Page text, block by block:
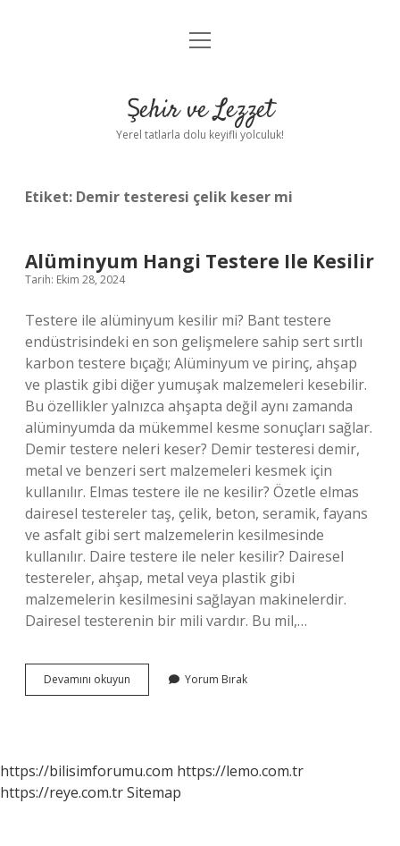
Anasayfa
Yasal Uyarı
menüyü
Şehir ve Lezzet
Yerel tatlarla dolu keyifli yolculuk!
Etiket: Demir testeresi çelik keser mi
Alüminyum Hangi Testere Ile Kesilir
Tarih: Ekim 28, 2024
Testere ile alüminyum kesilir mi? Bant testere
endüstrisindeki en son gelişmelere sahip sert sırtlı
karbon testere bıçağı; Alüminyum ve pirinç, ahşap
ve plastik gibi diğer yumuşak malzemeleri kesebilir.
Bu özellikler yalnızca ahşapta değil aynı zamanda
alüminyumda da mükemmel kesme sonuçları sağlar.
Demir testere neleri keser? Demir testeresi demir,
metal ve benzeri sert malzemeleri kesmek için
kullanılır. Elmas testere ile ne kesilir? Özetle elmas
dairesel testereler taş, çelik, beton, seramik, fayans
ve asfalt gibi sert malzemelerin kesilmesinde
kullanılır. Daire testere ile neler kesilir? Dairesel
testereler, ahşap, metal veya plastik gibi
malzemelerin kesilmesini sağlayan makinelerdir.
Dairesel testerenin bir mili vardır. Bu mil,…
Devamını okuyun Alüminyum
Hangi
Yorum Bırak
https://bilisimforumu.com https://lemo.com.tr
https://reye.com.trSitemap